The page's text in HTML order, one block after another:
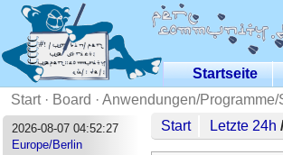
Startseite
Start· Board · Anwendungen/Programme/
2026-08-07 04:52:27
Europe/Berlin
Start Letzte 24h